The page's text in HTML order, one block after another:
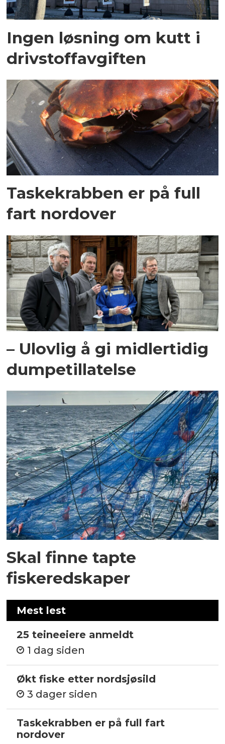
Ingen løsning om kutt i
drivstoffavgiften
Taskekrabben er på full
fart nordover
– Ulovlig å gi midlertidig
dumpetillatelse
Skal finne tapte
fiskeredskaper
Mest lest
25 teineeiere anmeldt
1 dag siden
Økt fiske etter nordsjøsild
3 dager siden
Taskekrabben er på full fart
nordover